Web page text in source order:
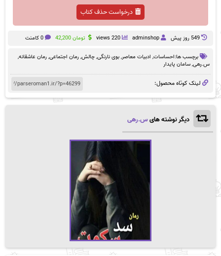
درخواست حذف کتاب
549 روز پيش adminshop
220 views تومان42,200 0 کامنت
برچسب ها:احساسات, ادبیات معاصر,بوی نارنگی,چالش,رمان اجتماعی,رمان عاشقانه,
س.رهی,سامان پایدار
لینک کوتاه محصول:
دیگر نوشته هایس.رهی